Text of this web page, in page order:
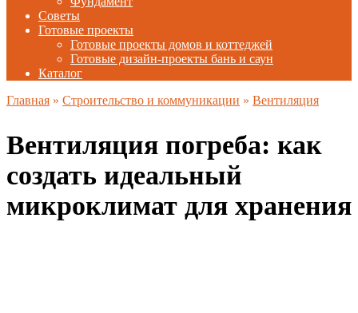
Советы
Готовые проекты
Готовые проекты домов и коттеджей
Готовые дизайн-проекты бань и саун
Каталог
Главная » Строительство и коммуникации » Вентиляция
Вентиляция погреба: как
создать идеальный
микроклимат для хранения